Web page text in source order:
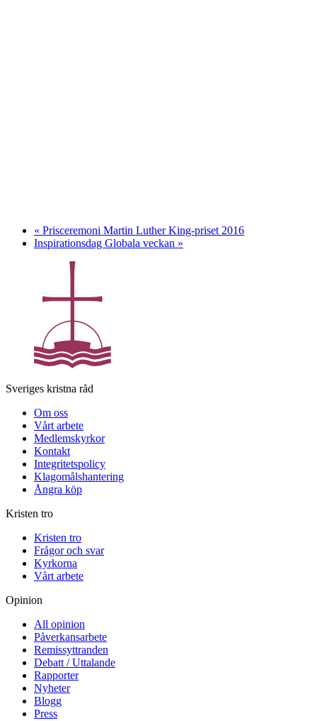
« Prisceremoni Martin Luther King-priset 2016
Inspirationsdag Globala veckan »
Sveriges kristna råd
Om oss
Vårt arbete
Medlemskyrkor
Kontakt
Integritetspolicy
Klagomålshantering
Ångra köp
Kristen tro
Kristen tro
Frågor och svar
Kyrkorna
Vårt arbete
Opinion
All opinion
Påverkansarbete
Remissyttranden
Debatt / Uttalande
Rapporter
Nyheter
Blogg
Press